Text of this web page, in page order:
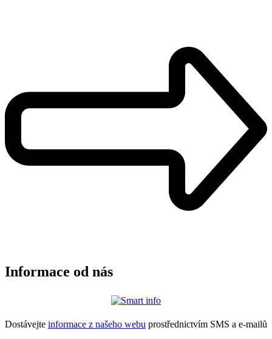
Informace od nás
Dostávejte informace z našeho webu prostřednictvím SMS a e-mailů